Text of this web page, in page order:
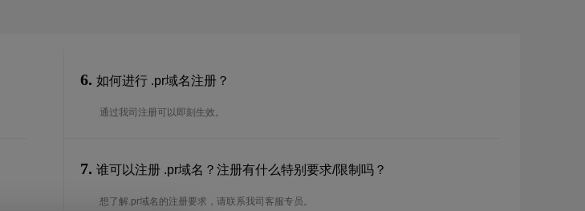
6. 如何进行 .pr域名注册？
通过我司注册可以即刻生效。
7. 谁可以注册 .pr域名？注册有什么特别要求/限制吗？
想了解.pr域名的注册要求，请联系我司客服专员。